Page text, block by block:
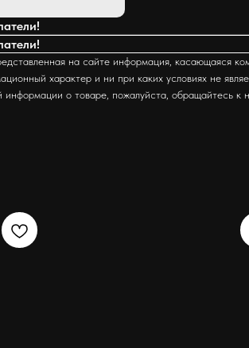
на сайте информация, касающаяся
характер и ни при каких условиях не
о товаре, пожалуйста, обращайтесь к